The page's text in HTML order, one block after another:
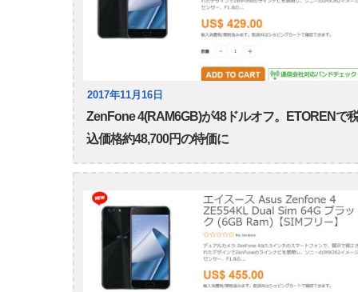
2017年11月16日
ZenFone 4(RAM6GB)が48ドルオフ。ETORENで
込価格約48,700円の特価に